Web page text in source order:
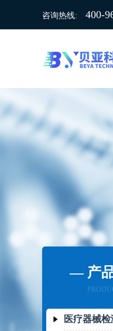
咨询热线: 400-
— 产
医疗器械